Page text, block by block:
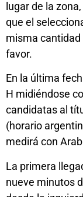
lugar de la
que el
misma cantidad
favor.
En la última
H midiéndose
candidatas al
(horario
medirá con
La primera
nueve minutos